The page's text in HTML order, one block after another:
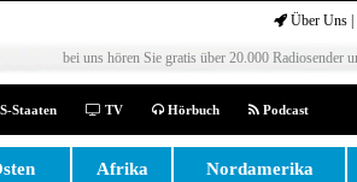
Über Uns
bei uns hören Sie gratis über 20.000 Radiosender
Staaten TV Hörbuch Podcast
Afrika Nordamerika